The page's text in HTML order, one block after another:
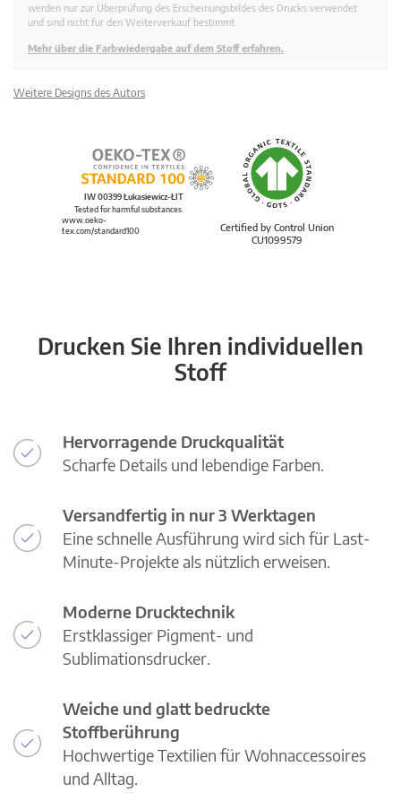
werden nur zur Überprüfung des Erscheinungsbildes des Drucks verwendet
und sind nicht für den Weiterverkauf bestimmt.
Mehr über die Farbwiedergabe auf dem Stoff erfahren.
Weitere Designs des Autors
Certified by Control Union
CU1099579
IW 00399 Łukasiewicz-ŁIT
Tested for harmful substances.
www.oeko-
tex.com/standard100
Drucken Sie Ihren individuellen
Stoff
Hervorragende Druckqualität
Scharfe Details und lebendige Farben.
Versandfertig in nur 3 Werktagen
Eine schnelle Ausführung wird sich für Last-
Minute-Projekte als nützlich erweisen.
Moderne Drucktechnik
Erstklassiger Pigment- und
Sublimationsdrucker.
Weiche und glatt bedruckte
Stoffberührung
Hochwertige Textilien für Wohnaccessoires
und Alltag.